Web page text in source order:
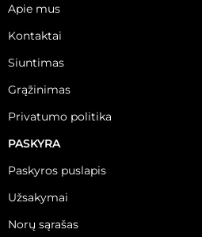
Apie mus
Kontaktai
Siuntimas
Grąžinimas
Privatumo politika
PASKYRA
Paskyros puslapis
Užsakymai
Norų sąrašas